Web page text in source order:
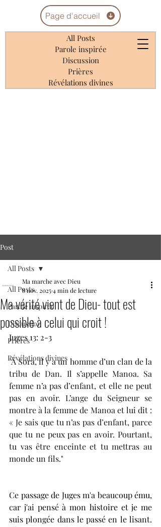
Page d'accueil
All Posts
Parole inspirée
Discussion
Prières
Révélations divines
Post
All Posts
Parole inspirée
Discussion
Prières
Révélations divines
All Posts
Ma vérité vient de Dieu- tout est
possible à celui qui croit !
Ma marche avec Dieu
8 nov. 20254 min de lecture
Juges 13: 2-3
"À Sora, il y a un homme d’un clan de la
tribu de Dan. Il s’appelle Manoa. Sa
femme n’a pas d’enfant, et elle ne peut
pas en avoir. L’ange du Seigneur se
montre à la femme de Manoa et lui dit :
« Je sais que tu n’as pas d’enfant, parce
que tu ne peux pas en avoir. Pourtant,
tu vas être enceinte et tu mettras au
monde un fils."
Ce passage de Juges m'a beaucoup ému,
car j'ai pensé à mon histoire et je me
suis plongée dans le passé en le lisant.